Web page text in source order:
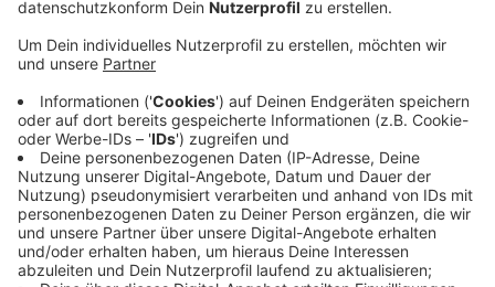
und Twitter ist die Wuppertaler Uni vertreten. Ihre
als ein Posting bei Facebook und Instagram,
allerdings sind da auch die anderen Unis eher
sparsam: Die Düsseldorfer Uni als Spitzenreiter
macht etwa das Dreifache - also zwei bis drei
Postings pro Tag und Plattform. Bei der Zahl der
Follower und Likes ist die Diskrepanz größer: Bei
Facebook und Twitter hat Wuppertal
vergleichsweise wenige, nur bei Instagram